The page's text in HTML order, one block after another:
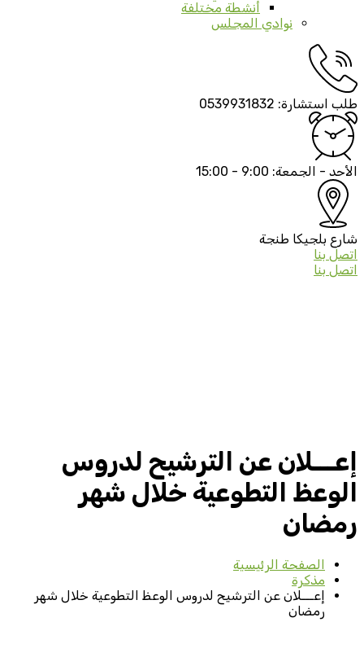
أنشطة مختلفة
نوادي المجلس
طلب استشارة: 0539931832
الأحد - الجمعة: 9:00 - 15:00
شارع بلجيكا طنجة
اتصل بنا
اتصل بنا
إعـــلان عن الترشيح لدروس
الوعظ التطوعية خلال شهر
رمضان
الصفحة الرئيسية
مذكرة
إعـــلان عن الترشيح لدروس الوعظ التطوعية خلال شهر
رمضان